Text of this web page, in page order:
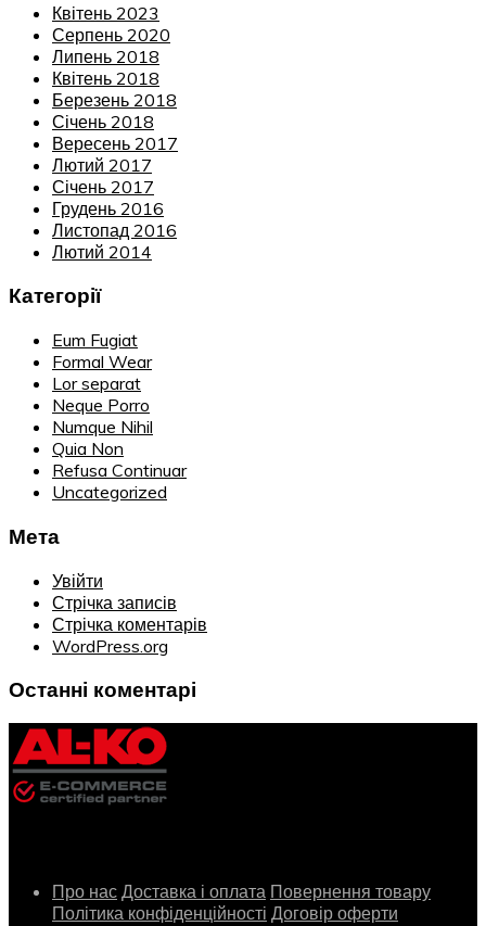
Квітень 2023
Серпень 2020
Липень 2018
Квітень 2018
Березень 2018
Січень 2018
Вересень 2017
Лютий 2017
Січень 2017
Грудень 2016
Листопад 2016
Лютий 2014
Категорії
Eum Fugiat
Formal Wear
Lor separat
Neque Porro
Numque Nihil
Quia Non
Refusa Continuar
Uncategorized
Мета
Увійти
Стрічка записів
Стрічка коментарів
WordPress.org
Останні коментарі
Про нас Доставка і оплата Повернення товару
Політика конфіденційності Договір оферти